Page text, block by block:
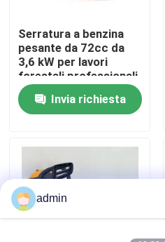
Contattaci
Chiedi un preventivo
Motosega della benzina
Mini Chainsaw tenuto in
Serratura a benzina
pesante da 72cc da
3,6 kW per lavori
forestali professionali
Invia richiesta
admin